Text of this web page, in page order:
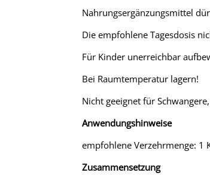
Nahrungsergänzungsmittel
Die empfohlene Tagesdosis
Für Kinder unerreichbar
Bei Raumtemperatur lagern!
Nicht geeignet für
Anwendungshinweise
empfohlene Verzehrmenge: 1
Zusammensetzung